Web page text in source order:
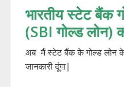
भारतीय स्टेट बैंक
(SBI गोल्ड लोन)
अब मैं स्टेट बैंक के गोल्ड लोन के
जानकारी दूंगा|